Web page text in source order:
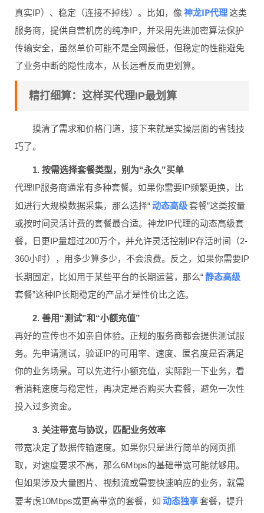
真实IP）、稳定（连接不掉线）。比如，像 神龙IP代理这类
服务商，提供自营机房的纯净IP，并采用先进加密算法保护
传输安全，虽然单价可能不是全网最低，但稳定的性能避免
了业务中断的隐性成本，从长远看反而更划算。
精打细算：这样买代理IP最划算
摸清了需求和价格门道，接下来就是实操层面的省钱技
巧了。
1. 按需选择套餐类型，别为“永久”买单
代理IP服务商通常有多种套餐。如果你需要IP频繁更换，比
如进行大规模数据采集，那么选择“动态高级 套餐”这类按量
或按时间灵活计费的套餐最合适。神龙IP代理的动态高级套
餐，日更IP量超过200万个，并允许灵活控制IP存活时间（2-
360小时），用多少算多少，不会浪费。反之，如果你需要IP
长期固定，比如用于某些平台的长期运营，那么“静态高级
套餐”这种IP长期稳定的产品才是性价比之选。
2. 善用“测试”和“小额充值”
再好的宣传也不如亲自体验。正规的服务商都会提供测试服
务。先申请测试，验证IP的可用率、速度、匿名度是否满足
你的业务场景。可以先进行小额充值，实际跑一下业务，看
看消耗速度与稳定性，再决定是否购买大套餐，避免一次性
投入过多资金。
3. 关注带宽与协议，匹配业务效率
带宽决定了数据传输速度。如果你只是进行简单的网页抓
取，对速度要求不高，那么6Mbps的基础带宽可能就够用。
但如果涉及大量图片、视频流或需要快速响应的业务，就需
要考虑10Mbps或更高带宽的套餐，如 动态独享 套餐，提升